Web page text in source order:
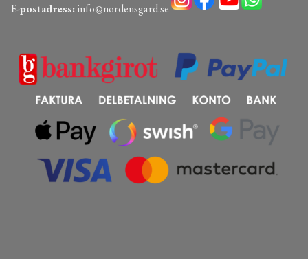
E-postadress: info@nordensgard.se